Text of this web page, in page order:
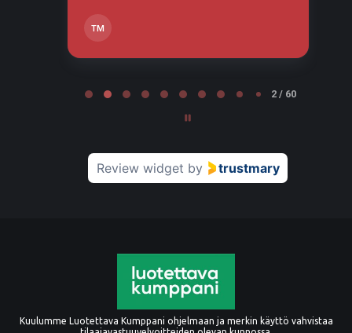
TM
2 / 60
Review widget by trustmary
Kuulumme Luotettava Kumppani ohjelmaan ja merkin käyttö vahvistaa